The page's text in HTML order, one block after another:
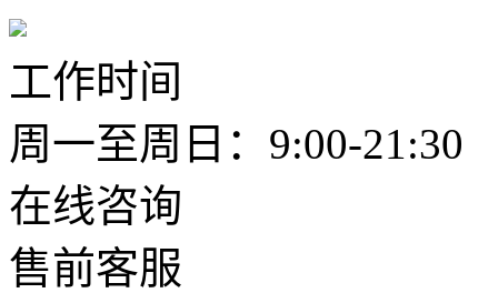
工作时间
周一至周日：9:00-21:30
在线咨询
售前客服